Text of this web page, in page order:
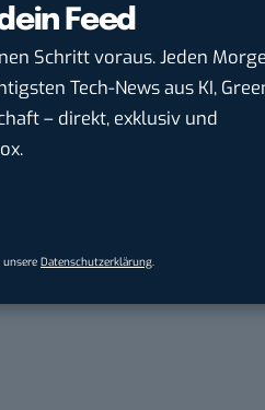
Feed
Schritt voraus. Jeden
Tech-News aus KI,
– direkt, exklusiv und
Datenschutzerklärung
hinzufügen
(Marek Hoffmann)
werden
– und sichern sich